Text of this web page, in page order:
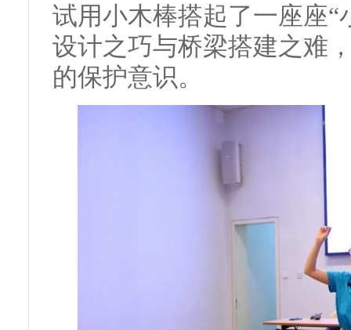
试用小木棒搭起了一座座
设计之巧与桥梁搭建之难
的保护意识。